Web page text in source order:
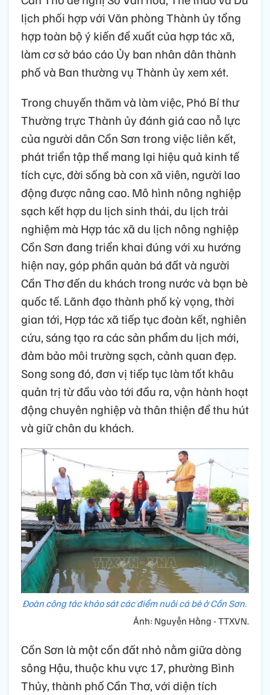
lịch phối hợp với Văn phòng Thành ủy tổng
hợp toàn bộ ý kiến đề xuất của hợp tác xã,
làm cơ sở báo cáo Ủy ban nhân dân thành
phố và Ban thường vụ Thành ủy xem xét.
Trong chuyến thăm và làm việc, Phó Bí thư
Thường trực Thành ủy đánh giá cao nỗ lực
của người dân Cồn Sơn trong việc liên kết,
phát triển tập thể mang lại hiệu quả kinh tế
tích cực, đời sống bà con xã viên, người lao
động được nâng cao. Mô hình nông nghiệp
sạch kết hợp du lịch sinh thái, du lịch trải
nghiệm mà Hợp tác xã du lịch nông nghiệp
Cồn Sơn đang triển khai đúng với xu hướng
hiện nay, góp phần quản bá đất và người
Cần Thơ đến du khách trong nước và bạn bè
quốc tế. Lãnh đạo thành phố kỳ vọng, thời
gian tới, Hợp tác xã tiếp tục đoàn kết, nghiên
cứu, sáng tạo ra các sản phẩm du lịch mới,
đảm bảo môi trường sạch, cảnh quan đẹp.
Song song đó, đơn vị tiếp tục làm tốt khâu
quản trị từ đầu vào tới đầu ra, vận hành hoạt
động chuyên nghiệp và thân thiện để thu hút
và giữ chân du khách.
Đoàn công tác khảo sát các điểm nuôi cá bè ở Cồn Sơn.
Ảnh: Nguyễn Hằng - TTXVN.
Cồn Sơn là một cồn đất nhỏ nằm giữa dòng
sông Hậu, thuộc khu vực 17, phường Bình
Thủy, thành phố Cần Thơ, với diện tích